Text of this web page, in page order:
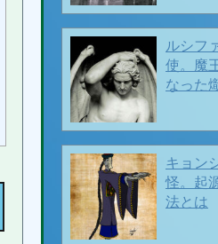
春の便りもちらほ
ルシフ
使。魔
なった
キョン
怪。起
法とは